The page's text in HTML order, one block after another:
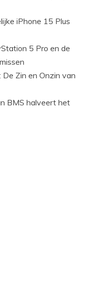
iPhone 15 Plus
5 Pro en de
De Zin en Onzin van
BMS halveert het